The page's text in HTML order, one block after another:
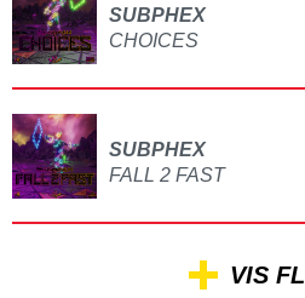
SUBPHEX
CHOICES
SUBPHEX
FALL 2 FAST
VIS